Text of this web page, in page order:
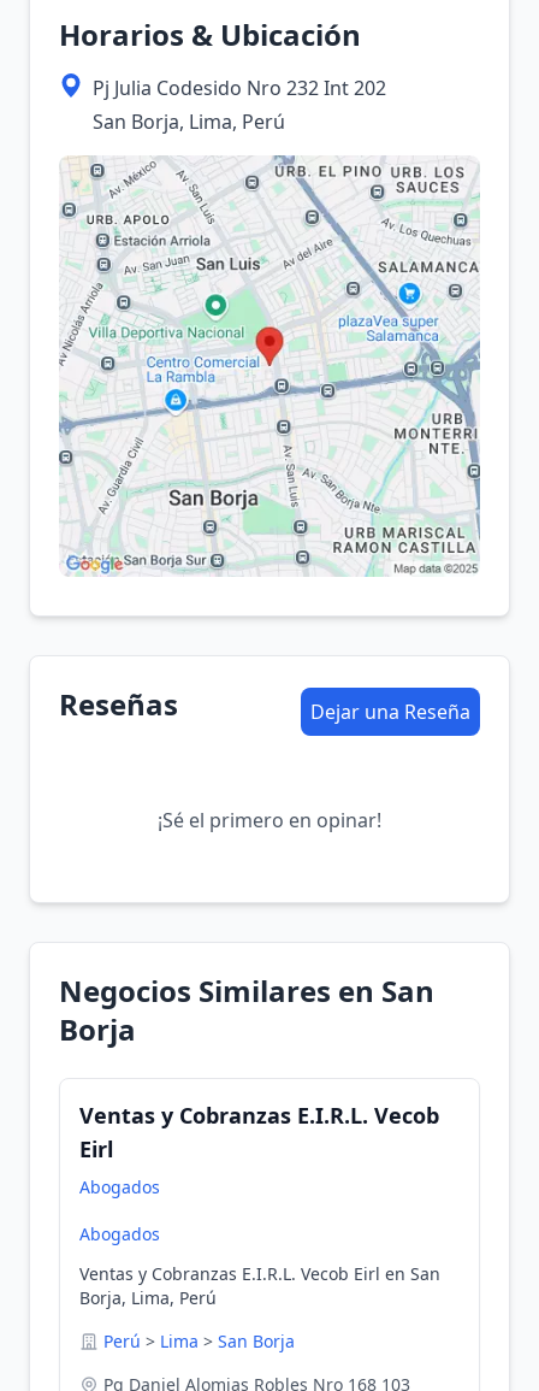
Horarios & Ubicación
Pj Julia Codesido Nro 232 Int 202
San Borja, Lima, Perú
Reseñas Dejar una Reseña
¡Sé el primero en opinar!
Negocios Similares en San
Borja
Ventas y Cobranzas E.I.R.L. Vecob
Eirl
Abogados
Abogados
Ventas y Cobranzas E.I.R.L. Vecob Eirl en San
Borja, Lima, Perú
Perú > Lima > San Borja
Pq Daniel Alomias Robles Nro 168 103